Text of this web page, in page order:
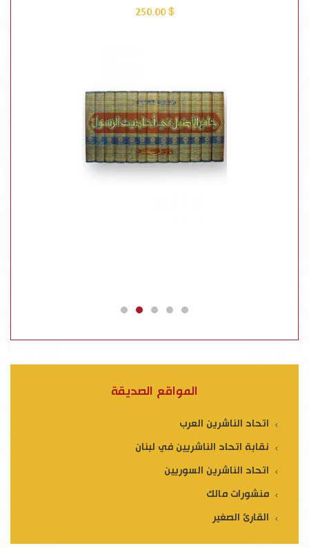
$ 250.00
المواقع الصديقة
اتحاد الناشرين العرب
نقابة اتحاد الناشريين في لبنان
اتحاد الناشرين السوريين
منشورات مالك
القارئ الصغير